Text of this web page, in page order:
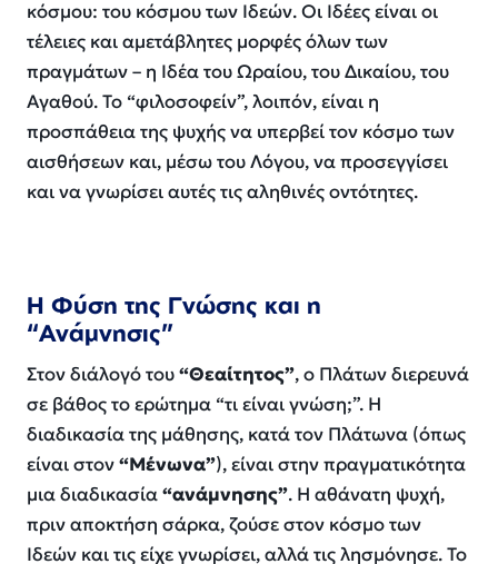
κόσμου: του κόσμου των Ιδεών. Οι Ιδέες είναι οι
τέλειες και αμετάβλητες μορφές όλων των
πραγμάτων – η Ιδέα του Ωραίου, του Δικαίου, του
Αγαθού. Το “φιλοσοφείν”, λοιπόν, είναι η
προσπάθεια της ψυχής να υπερβεί τον κόσμο των
αισθήσεων και, μέσω του Λόγου, να προσεγγίσει
και να γνωρίσει αυτές τις αληθινές οντότητες.
Η Φύση της Γνώσης και η
“Ανάμνησις”
Στον διάλογό του“Θεαίτητος”, ο Πλάτων διερευνά
σε βάθος το ερώτημα “τι είναι γνώση;”. Η
διαδικασία της μάθησης, κατά τον Πλάτωνα (όπως
είναι στον“Μένωνα”), είναι στην πραγματικότητα
μια διαδικασία“ανάμνησης”. Η αθάνατη ψυχή,
πριν αποκτήση σάρκα, ζούσε στον κόσμο των
Ιδεών και τις είχε γνωρίσει, αλλά τις λησμόνησε. Το